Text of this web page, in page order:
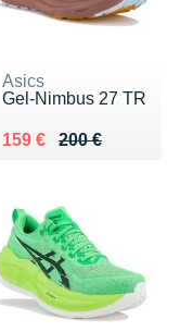
Asics
Gel-Nimbus 27 TR
200 €
Au lieu de 200 €
159 €
Vendu 159 €